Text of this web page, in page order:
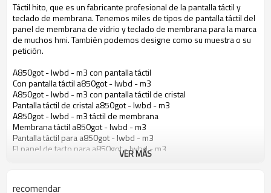
Táctil hito, que es un fabricante profesional de la pantalla táctil y
teclado de membrana. Tenemos miles de tipos de pantalla táctil del
panel de membrana de vidrio y teclado de membrana para la marca
de muchos hmi. También podemos designe como su muestra o su
petición.
A850got - lwbd - m3 con pantalla táctil
Con pantalla táctil a850got - lwbd - m3
A850got - lwbd - m3 con pantalla táctil de cristal
Pantalla táctil de cristal a850got - lwbd - m3
A850got - lwbd - m3 táctil de membrana
Membrana táctil a850got - lwbd - m3
Pantalla táctil para a850got - lwbd - m3
El panel de tacto para a850got - lwbd - m3
Pantalla táctil para a850got - lwbd - m3
VER MÁS
recomendar